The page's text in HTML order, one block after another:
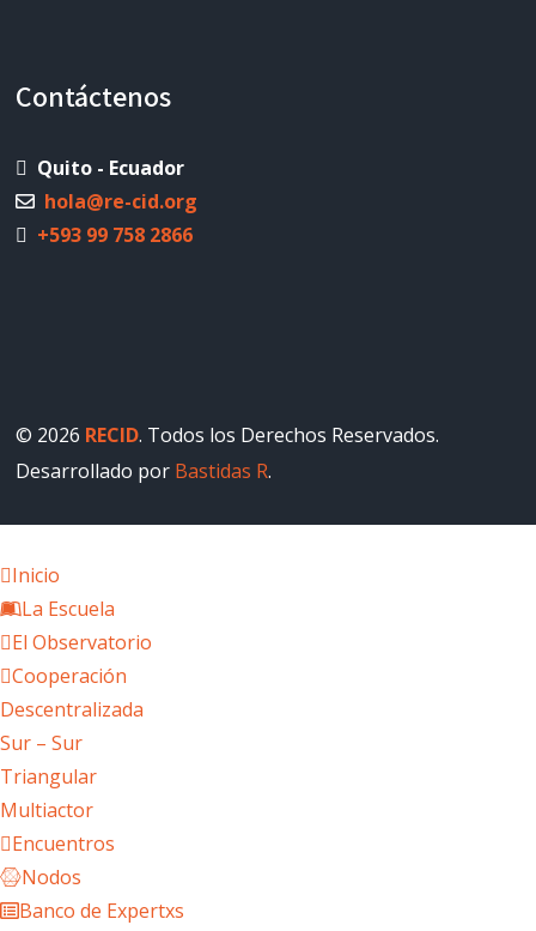
Contáctenos
Quito - Ecuador
hola@re-cid.org
+593 99 758 2866
© 2026 RECID. Todos los Derechos Reservados.
Desarrollado por Bastidas R.
Inicio
La Escuela
El Observatorio
Cooperación
Descentralizada
Sur – Sur
Triangular
Multiactor
Encuentros
Nodos
Banco de Expertxs